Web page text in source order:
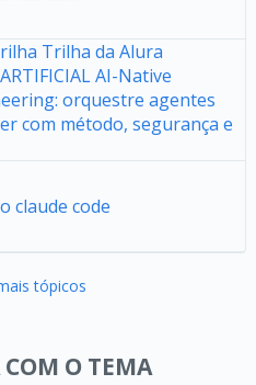
Trilha da Alura
AI-Native
orquestre agentes
com método, segurança e
claude code
tópicos
O TEMA